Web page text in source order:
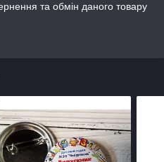
та обмін даного товару